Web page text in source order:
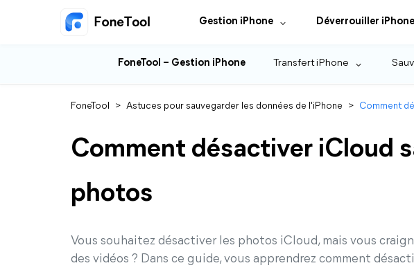
Gestion iPhone Déverrouiller iPhone
FoneTool – Gestion iPhone Transfert iPhone
FoneTool > Astuces pour sauvegarder les données de l'iPhone > Comment
Comment désactiver iCloud
photos
Vous souhaitez désactiver les photos iCloud, mais vous
des vidéos ? Dans ce guide, vous apprendrez comment